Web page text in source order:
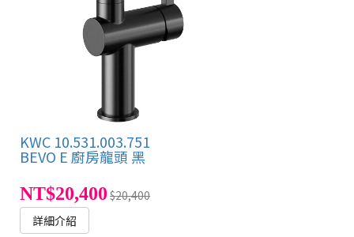
KWC 10.531.003.751
BEVO E 廚房龍頭 黑
NT$20,400 $20,400
詳細介紹